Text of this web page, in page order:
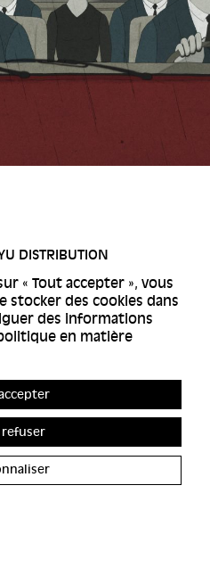
DISTRIBUTION
« Tout accepter », vous
stocker des cookies dans
des informations
en matière